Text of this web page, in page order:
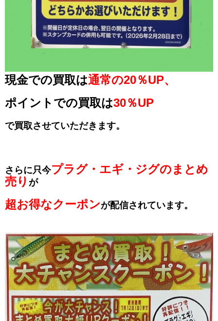
現金での買取は通常の20％UP、
ポイントでの買取は30％UP
で買取させていただきます。
さらに只今プラグ・エギ・ジグのまとめ
売り が
超お得なクーポンが配信されています。